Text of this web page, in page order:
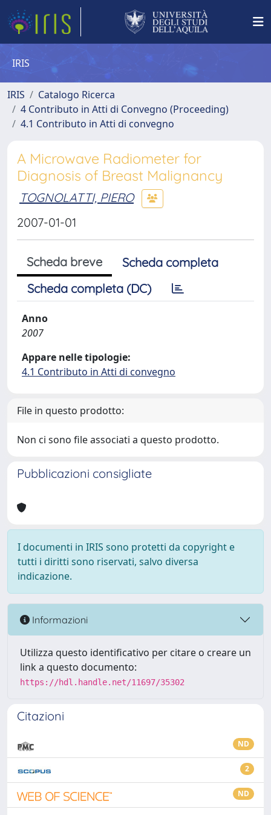
IRIS
IRIS
Catalogo Ricerca
4 Contributo in Atti di Convegno (Proceeding)
4.1 Contributo in Atti di convegno
A Microwave Radiometer for
Diagnosis of Breast Malignancy
TOGNOLATTI, PIERO
2007-01-01
Scheda breve
Scheda completa
Scheda completa (DC)
Anno
2007
Appare nelle tipologie:
4.1 Contributo in Atti di convegno
File in questo prodotto:
Non ci sono file associati a questo prodotto.
Pubblicazioni consigliate
I documenti in IRIS sono protetti da copyright e
tutti i diritti sono riservati, salvo diversa
indicazione.
Informazioni
Utilizza questo identificativo per citare o creare un
link a questo documento:
https://hdl.handle.net/11697/35302
Citazioni
ND
2
ND